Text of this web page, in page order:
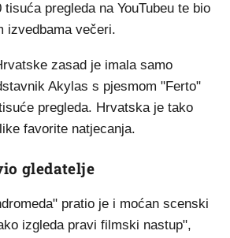
pregleda na YouTubeu te bio
izvedbama večeri.
zasad je imala samo
Akylas s pjesmom "Ferto"
pregleda. Hrvatska je tako
favorite natjecanja.
gledatelje
pratio je i moćan scenski
izgleda pravi filmski nastup",